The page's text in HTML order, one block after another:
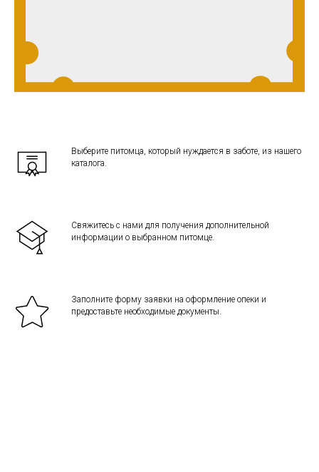
Выберите питомца, который нуждается в заботе, из нашего
каталога.
Свяжитесь с нами для получения дополнительной
информации о выбранном питомце.
Заполните форму заявки на оформление опеки и
предоставьте необходимые документы.